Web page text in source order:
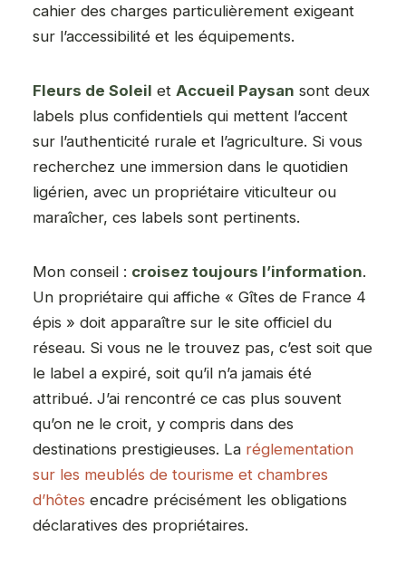
cahier des charges particulièrement exigeant
sur l’accessibilité et les équipements.
Fleurs de Soleil et Accueil Paysan sont deux
labels plus confidentiels qui mettent l’accent
sur l’authenticité rurale et l’agriculture. Si vous
recherchez une immersion dans le quotidien
ligérien, avec un propriétaire viticulteur ou
maraîcher, ces labels sont pertinents.
Mon conseil : croisez toujours l’information.
Un propriétaire qui affiche « Gîtes de France 4
épis » doit apparaître sur le site officiel du
réseau. Si vous ne le trouvez pas, c’est soit que
le label a expiré, soit qu’il n’a jamais été
attribué. J’ai rencontré ce cas plus souvent
qu’on ne le croit, y compris dans des
destinations prestigieuses. La réglementation
sur les meublés de tourisme et chambres
d’hôtes encadre précisément les obligations
déclaratives des propriétaires.